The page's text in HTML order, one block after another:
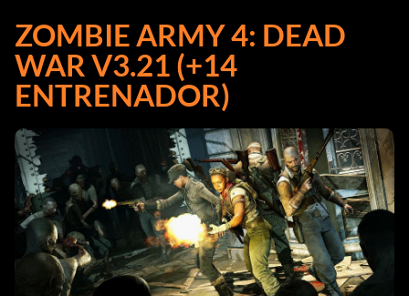
ZOMBIE ARMY 4: DEAD
WAR V3.21 (+14
ENTRENADOR)